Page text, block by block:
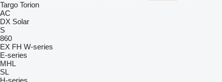
Targo Torion
AC
DX Solar
S
860
EX FH W-series
E-series
MHL
SL
H-series